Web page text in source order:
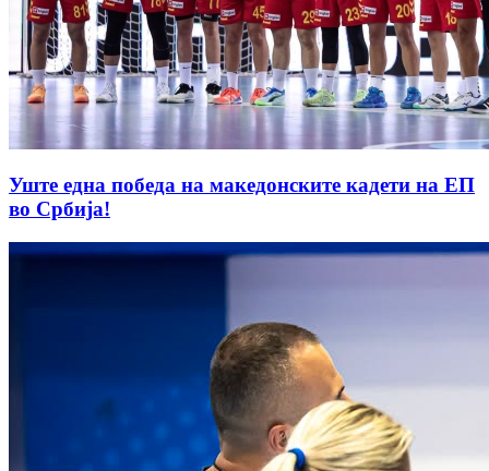
Уште една победа на македонските кадети на ЕП
во Србија!